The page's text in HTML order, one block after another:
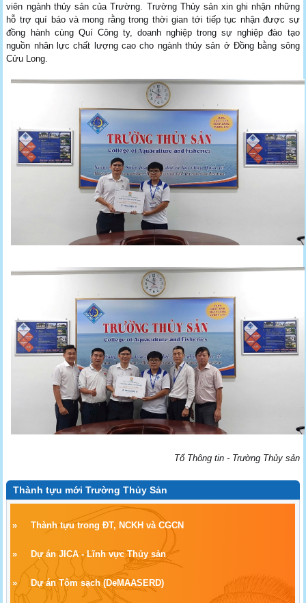
viên ngành thủy sản của Trường. Trường Thủy sản xin ghi nhận những
hỗ trợ quí báo và mong rằng trong thời gian tới tiếp tục nhận được sự
đồng hành cùng Quí Công ty, doanh nghiệp trong sự nghiệp đào tạo
nguồn nhân lực chất lượng cao cho ngành thủy sản ở Đồng bằng sông
Cửu Long.
Tổ Thông tin - Trường Thủy sản
Thành tựu mới Trường Thủy Sản
» Thành tựu trong ĐT, NCKH và CGCN
» Dự án JICA - Lĩnh vực Thủy sản
» Dự án Tôm sạch(DeMAASERD)